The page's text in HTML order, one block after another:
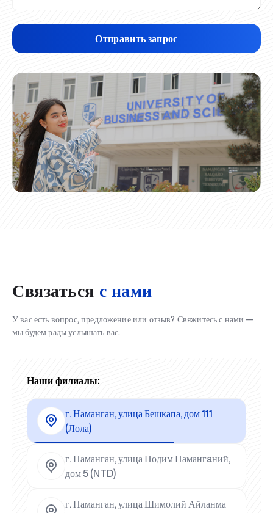
Отправить запрос
Связаться с нами
У вас есть вопрос, предложение или отзыв? Свяжитесь с нами —
мы будем рады услышать вас.
Наши филиалы:
г. Наманган, улица Бешкапа, дом 111
(Лола)
г. Наманган, улица Нодим Намангaний,
дом 5 (NTD)
г. Наманган, улица Шимолий Айланма